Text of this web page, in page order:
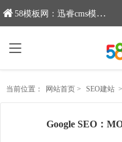
58模板网：迅睿cms模板专业分享平台，新域名：www.moban58.com
当前位置： 网站首页 > SEO建站 >
Google SEO：